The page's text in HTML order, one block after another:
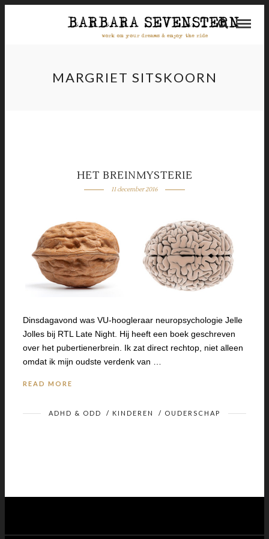
MARGRIET SITSKOORN
HET BREINMYSTERIE
11 december 2016
Dinsdagavond was VU-hoogleraar neuropsychologie Jelle
Jolles bij RTL Late Night. Hij heeft een boek geschreven
over het pubertienerbrein. Ik zat direct rechtop, niet alleen
omdat ik mijn oudste verdenk van …
READ MORE
ADHD & ODD / KINDEREN / OUDERSCHAP